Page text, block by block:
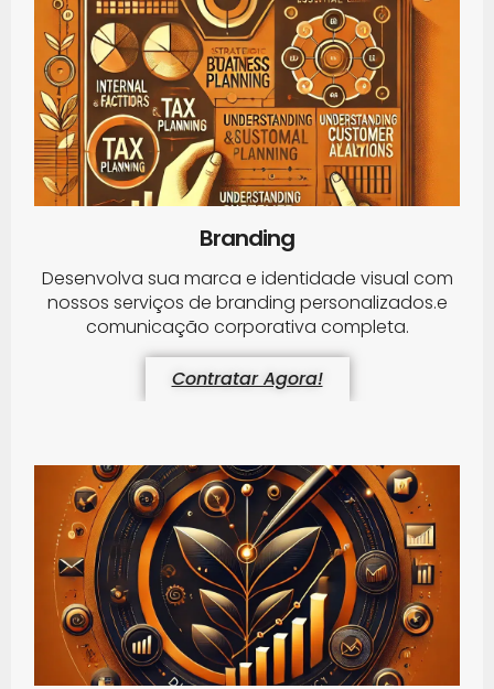
Branding
Desenvolva sua marca e identidade visual com
nossos serviços de branding personalizados.e
comunicação corporativa completa.
Contratar Agora!